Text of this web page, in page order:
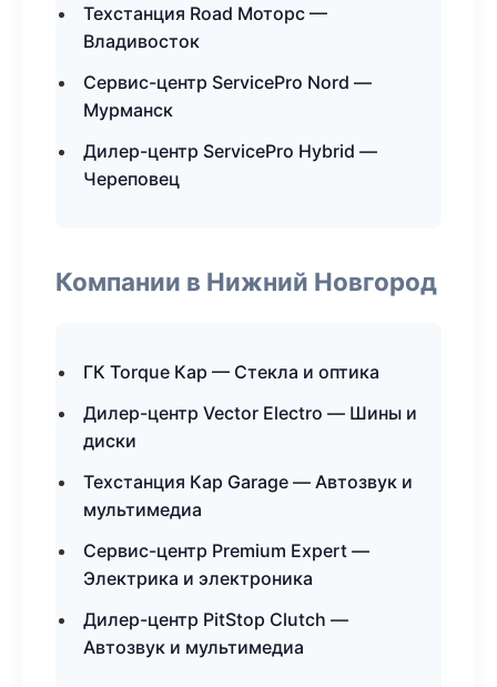
Техстанция Road Моторс —
Владивосток
Сервис-центр ServicePro Nord —
Мурманск
Дилер-центр ServicePro Hybrid —
Череповец
Компании в Нижний Новгород
ГК Torque Кар — Стекла и оптика
Дилер-центр Vector Electro — Шины и
диски
Техстанция Кар Garage — Автозвук и
мультимедиа
Сервис-центр Premium Expert —
Электрика и электроника
Дилер-центр PitStop Clutch —
Автозвук и мультимедиа